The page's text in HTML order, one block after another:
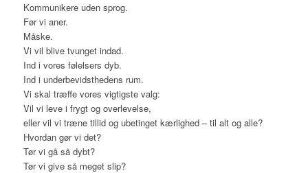
Kommunikere uden sprog.
Før vi aner.
Måske.
Vi vil blive tvunget indad.
Ind i vores følelsers dyb.
Ind i underbevidsthedens rum.
Vi skal træffe vores vigtigste valg:
Vil vi leve i frygt og overlevelse,
eller vil vi træne tillid og ubetinget kærlighed – til alt og alle?
Hvordan gør vi det?
Tør vi gå så dybt?
Tør vi give så meget slip?